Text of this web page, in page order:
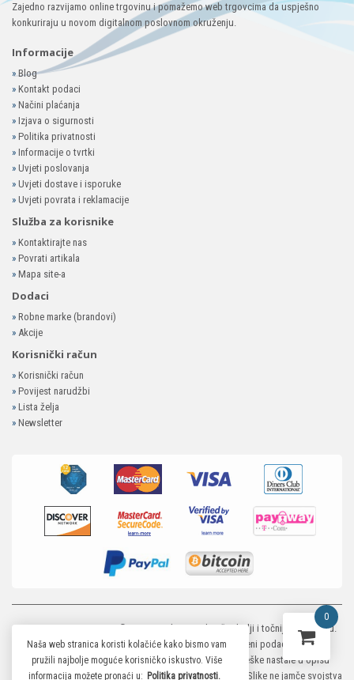
Zajedno razvijamo online trgovinu i pomažemo web trgovcima da uspješno
konkuriraju u novom digitalnom poslovnom okruženju.
Informacije
»Blog
» Kontakt podaci
» Načini plaćanja
» Izjava o sigurnosti
» Politika privatnosti
» Informacije o tvrtki
» Uvjeti poslovanja
» Uvjeti dostave i isporuke
» Uvjeti povrata i reklamacije
Služba za korisnike
» Kontaktirajte nas
» Povrati artikala
» Mapa site-a
Dodaci
» Robne marke (brandovi)
» Akcije
Korisnički račun
» Korisnički račun
» Povijest narudžbi
» Lista želja
» Newsletter
MP-ELEKTRONIKA SHOP© 2026. Trudimo se dati što bolji i točniji opis i sliku.
Unatoč tome, ne možemo garantirati da su svi navedeni podaci i slike u
potpunosti točni. Ne odgovaramo za eventualne pogreške nastale u opisu
proizvoda, greške prilikom štampanja te promjene cijena. Slike ne jamče svojstva
0
Naša web stranica koristi kolačiće kako bismo vam
pružili najbolje moguće korisničko iskustvo. Više
informacija možete pronaći u: Politika privatnosti.